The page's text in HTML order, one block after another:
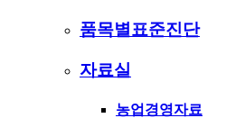
품목별표준진단
자료실
농업경영자료